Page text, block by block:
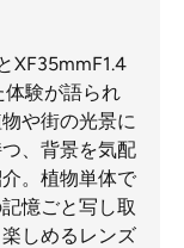
XF35mmF1.4
体験が語られ
や街の光景に
、背景を気配
。植物単体で
憶ごと写し取
しめるレンズ